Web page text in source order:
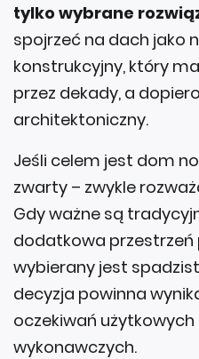
tylko wybrane
spojrzeć na dach jako
konstrukcyjny, który
przez dekady, a
architektoniczny.
Jeśli celem jest dom
zwarty – zwykle
Gdy ważne są
dodatkowa przestrzeń
wybierany jest
decyzja powinna
oczekiwań
wykonawczych.